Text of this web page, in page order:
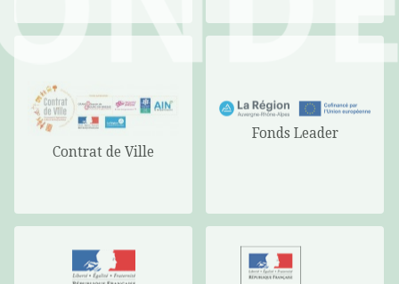
Contrat de Ville
Fonds Leader